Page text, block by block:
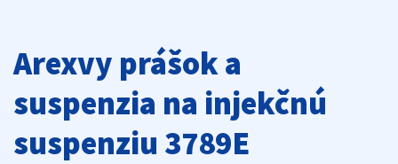
Arexvy prášok a
suspenzia na injekčnú
suspenziu 3789E